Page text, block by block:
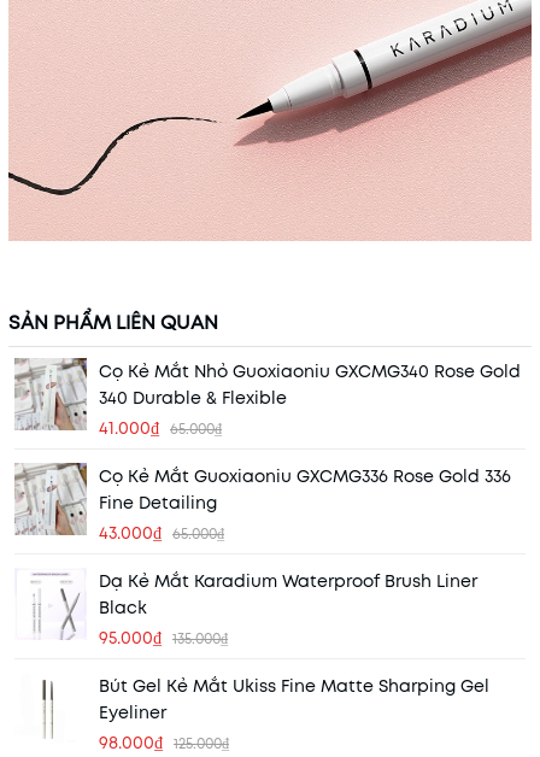
SẢN PHẨM LIÊN QUAN
Cọ Kẻ Mắt Nhỏ Guoxiaoniu GXCMG340 Rose Gold
340 Durable & Flexible
41.000₫ 65.000₫
Cọ Kẻ Mắt Guoxiaoniu GXCMG336 Rose Gold 336
Fine Detailing
43.000₫ 65.000₫
Dạ Kẻ Mắt Karadium Waterproof Brush Liner
Black
95.000₫ 135.000₫
Bút Gel Kẻ Mắt Ukiss Fine Matte Sharping Gel
Eyeliner
98.000₫ 125.000₫